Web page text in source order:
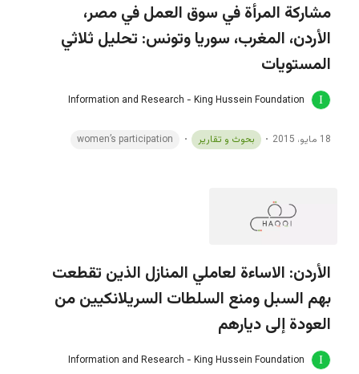
مشاركة المرأة في سوق العمل في مصر،
الأردن، المغرب، سوريا وتونس: تحليل ثلاثي
المستويات
Information and Research - King Hussein Foundation
18 مايو، 2015 بحوث و تقارير women’s participation
الأردن: الاساءة لعاملي المنازل الذين تقطعت
بهم السبل ومنع السلطات السريلانكيين من
العودة إلى ديارهم
Information and Research - King Hussein Foundation